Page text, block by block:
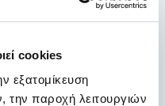
cookies
εξατομίκευση
την παροχή λειτουργιών